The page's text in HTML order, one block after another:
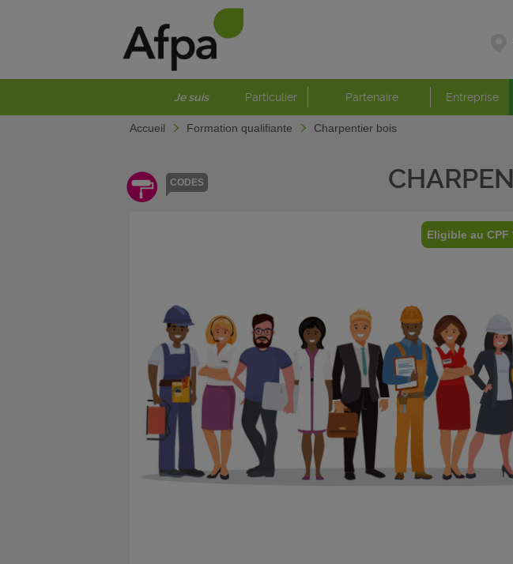
Je suis Particulier Partenaire Entreprise
Accueil Formation qualifiante Charpentier bois
CODES
Eligible au CPF